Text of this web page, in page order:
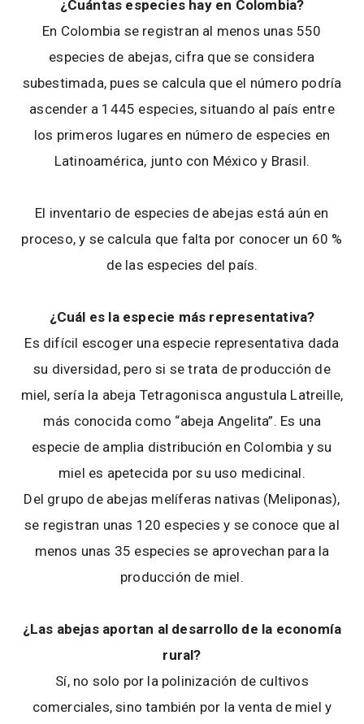
¿Cuántas especies hay en Colombia?
En Colombia se registran al menos unas 550
especies de abejas, cifra que se considera
subestimada, pues se calcula que el número podría
ascender a 1445 especies, situando al país entre
los primeros lugares en número de especies en
Latinoamérica, junto con México y Brasil.
El inventario de especies de abejas está aún en
proceso, y se calcula que falta por conocer un 60 %
de las especies del país.
¿Cuál es la especie más representativa?
Es difícil escoger una especie representativa dada
su diversidad, pero si se trata de producción de
miel, sería la abeja Tetragonisca angustula Latreille,
más conocida como “abeja Angelita”. Es una
especie de amplia distribución en Colombia y su
miel es apetecida por su uso medicinal.
Del grupo de abejas melíferas nativas (Meliponas),
se registran unas 120 especies y se conoce que al
menos unas 35 especies se aprovechan para la
producción de miel.
¿Las abejas aportan al desarrollo de la economía
rural?
Sí, no solo por la polinización de cultivos
comerciales, sino también por la venta de miel y